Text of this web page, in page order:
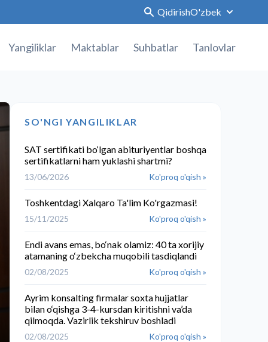
QidirishO'zbek
Yangiliklar Maktablar Suhbatlar Tanlovlar
SO'NGI YANGILIKLAR
SAT sertifikati bo‘lgan abituriyentlar boshqa
sertifikatlarni ham yuklashi shartmi?
13/06/2026 Ko'proq o'qish »
Toshkentdagi Xalqaro Ta'lim Ko'rgazmasi!
15/11/2025 Ko'proq o'qish »
Endi avans emas, bo‘nak olamiz: 40 ta xorijiy
atamaning o‘zbekcha muqobili tasdiqlandi
02/08/2025 Ko'proq o'qish »
Ayrim konsalting firmalar soxta hujjatlar
bilan o‘qishga 3-4-kursdan kiritishni va’da
qilmoqda. Vazirlik tekshiruv boshladi
02/08/2025 Ko'proq o'qish »